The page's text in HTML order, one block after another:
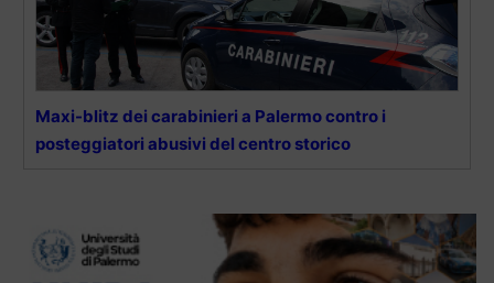
Maxi-blitz dei carabinieri a Palermo contro i
posteggiatori abusivi del centro storico